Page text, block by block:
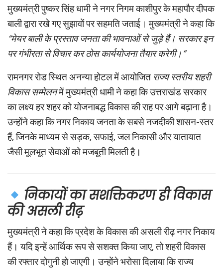
मुख्यमंत्री पुष्कर सिंह धामी ने नगर निगम काशीपुर के महापौर दीपक
बाली द्वारा रखे गए सुझावों पर सहमति जताई। मुख्यमंत्री ने कहा कि
“मेयर बाली के प्रस्ताव जनता की भावनाओं से जुड़े हैं। सरकार इन
पर गंभीरता से विचार कर ठोस कार्ययोजना तैयार करेगी।”
रामनगर रोड स्थित अनन्या होटल में आयोजित राज्य स्तरीय शहरी
विकास सम्मेलनमें मुख्यमंत्री धामी ने कहा कि उत्तराखंड सरकार
का लक्ष्य हर शहर को योजनाबद्ध विकास की राह पर आगे बढ़ाना है।
उन्होंने कहा कि नगर निकाय जनता के सबसे नजदीकी शासन-स्तर
हैं, जिनके माध्यम से सड़क, सफाई, जल निकासी और यातायात
जैसी मूलभूत सेवाओं को मजबूती मिलती है।
निकायों का सशक्तिकरण ही विकास
की असली रीढ़
मुख्यमंत्री ने कहा कि प्रदेश के विकास की असली रीढ़ नगर निकाय
हैं। यदि इन्हें आर्थिक रूप से सशक्त किया जाए, तो शहरी विकास
की रफ्तार दोगुनी हो जाएगी। उन्होंने भरोसा दिलाया कि राज्य